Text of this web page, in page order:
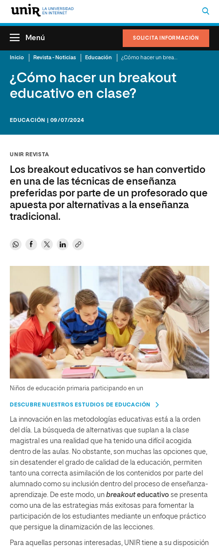
SOLICITA INFORMACIÓN
Menú
Inicio Revista - Noticias Educación
¿Cómo hacer un breakout
educativo en clase?
EDUCACIÓN | 09/07/2024
UNIR REVISTA
Los breakout educativos se han convertido
en una de las técnicas de enseñanza
preferidas por parte de un profesorado que
apuesta por alternativas a la enseñanza
tradicional.
Niños de educación primaria participando en un
DESCUBRE NUESTROS ESTUDIOS DE EDUCACIÓN
La innovación en las metodologías educativas está a la orden
del día. La búsqueda de alternativas que suplan a la clase
magistral es una realidad que ha tenido una difícil acogida
dentro de las aulas. No obstante, son muchas las opciones que,
sin desatender el grado de calidad de la educación, permiten
tanto una correcta asimilación de los contenidos por parte del
alumnado como su inclusión dentro del proceso de enseñanza-
aprendizaje. De este modo, un breakouteducativo se presenta
como una de las estrategias más exitosas para fomentar la
participación de los estudiantes mediante un enfoque práctico
que persigue la dinamización de las lecciones.
Para aquellas personas interesadas, UNIR tiene a su disposición